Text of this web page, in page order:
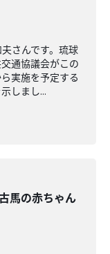
さんです。琉球
通協議会がこの
実施を予定する
しまし...
馬の赤ちゃん